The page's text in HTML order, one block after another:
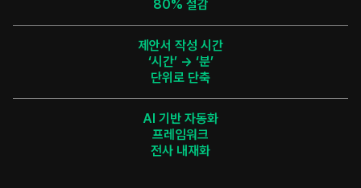
80% 절감
제안서 작성 시간
‘시간’ → ‘분’
단위로 단축
AI 기반 자동화
프레임워크
전사 내재화